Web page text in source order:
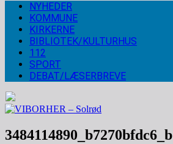
NYHEDER
KOMMUNE
KIRKERNE
BIBLIOTEK/KULTURHUS
112
SPORT
DEBAT/LÆSERBREVE
3484114890_b7270bfdc6_b